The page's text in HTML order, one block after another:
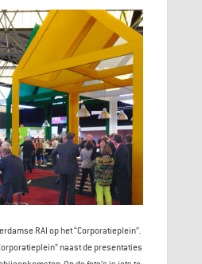
RAI op het “Corporatieplein”.
naast de presentaties